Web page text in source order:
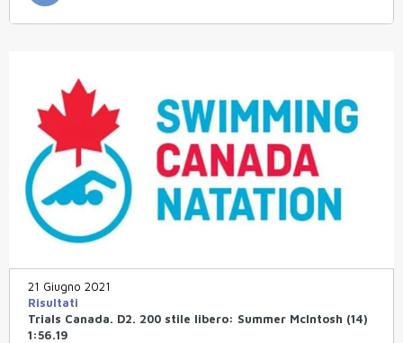
21 Giugno 2021
Risultati
Trials Canada. D2. 200 stile libero: Summer McIntosh (14)
1:56.19